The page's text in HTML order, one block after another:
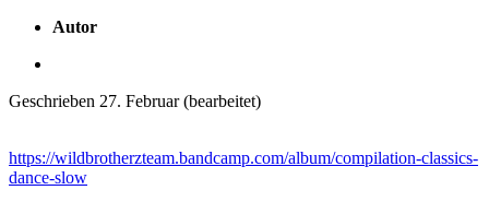
Autor
Geschrieben 27. Februar(bearbeitet)
https://wildbrotherzteam.bandcamp.com/album/compilation-classics-
dance-slow